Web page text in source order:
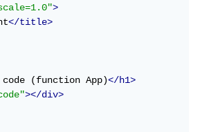
>
</title>
code (function App)</h1>
></div>